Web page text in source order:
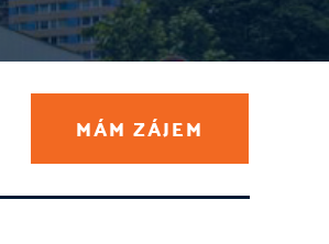
MÁM ZÁJEM